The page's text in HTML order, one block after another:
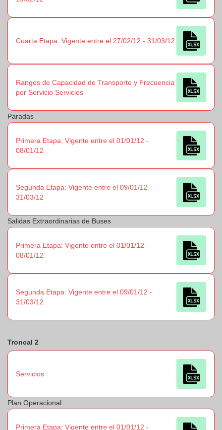
Cuarta Etapa: Vigente entre el 27/02/12 - 31/03/12
Rangos de Capacidad de Transporte y Frecuencia
por Servicio Servicios
Paradas
Primera Etapa: Vigente entre el 01/01/12 -
08/01/12
Segunda Etapa: Vigente entre el 09/01/12 -
31/03/12
Salidas Extraordinarias de Buses
Primera Etapa: Vigente entre el 01/01/12 -
08/01/12
Segunda Etapa: Vigente entre el 09/01/12 -
31/03/12
Troncal 2
Servicios
Plan Operacional
Primera Etapa: Vigente entre el 01/01/12 -